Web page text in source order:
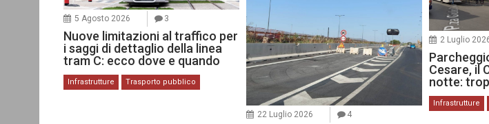
5 Agosto 2026 3
Nuove limitazioni al traffico per
i saggi di dettaglio della linea
tram C: ecco dove e quando
Infrastrutture Trasporto pubblico
22 Luglio 2026 4
2 Luglio
Cesare, il
notte:
Infrastrutture